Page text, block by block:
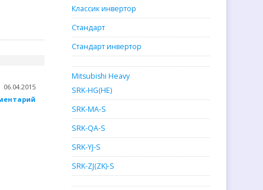
06.04.2015
Классик инвертор
Стандарт
Стандарт инвертор
Mitsubishi Heavy
SRK-HG(HE)
SRK-MA-S
SRK-QA-S
SRK-YJ-S
SRK-ZJ(ZK)-S